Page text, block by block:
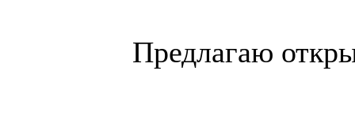
Предлагаю